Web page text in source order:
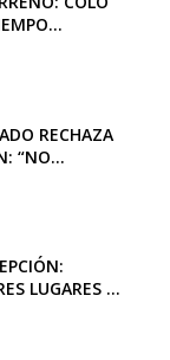
RECHAZA
“NO...
LUGARES ...